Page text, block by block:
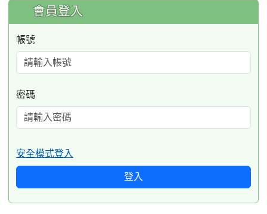
:::
會員登入
帳號
密碼
安全模式登入
登入